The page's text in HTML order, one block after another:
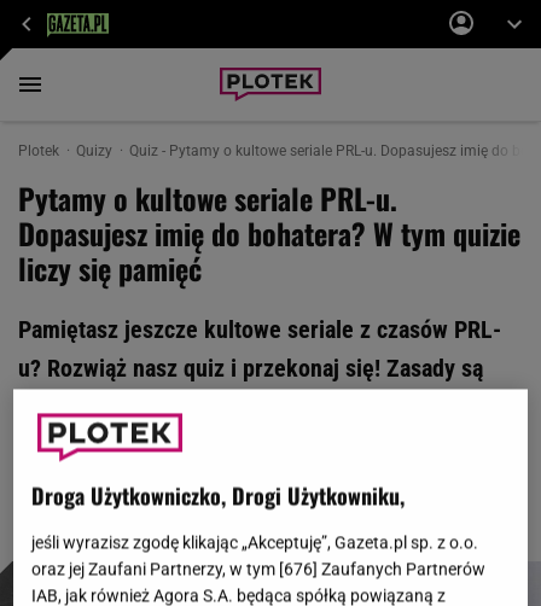
Plotek Quizy Quiz - Pytamy o kultowe seriale PRL-u. Dopasujesz imię do
Pytamy o kultowe seriale PRL-u.
Dopasujesz imię do bohatera? W tym quizie
liczy się pamięć
Pamiętasz jeszcze kultowe seriale z czasów PRL-
u? Rozwiąż nasz quiz i przekonaj się! Zasady są
proste: my pokazujemy bohatera serialu, a Ty
podajesz nam jego imię. Pobijesz średnią 7/10?
Droga Użytkowniczko, Drogi Użytkowniku,
jeśli wyrazisz zgodę klikając „Akceptuję”, Gazeta.pl sp. z o.o.
oraz jej Zaufani Partnerzy, w tym [676] Zaufanych Partnerów
IAB, jak również Agora S.A. będąca spółką powiązaną z